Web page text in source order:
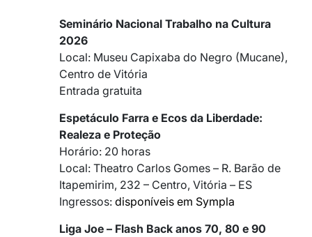
Seminário Nacional Trabalho na Cultura
2026
Local: Museu Capixaba do Negro (Mucane),
Centro de Vitória
Entrada gratuita
Espetáculo Farra e Ecos da Liberdade:
Realeza e Proteção
Horário: 20 horas
Local: Theatro Carlos Gomes – R. Barão de
Itapemirim, 232 – Centro, Vitória – ES
Ingressos: disponíveis em Sympla
Liga Joe – Flash Back anos 70, 80 e 90